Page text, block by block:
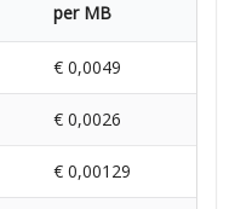
per MB
€ 0,0049
€ 0,0026
€ 0,00129